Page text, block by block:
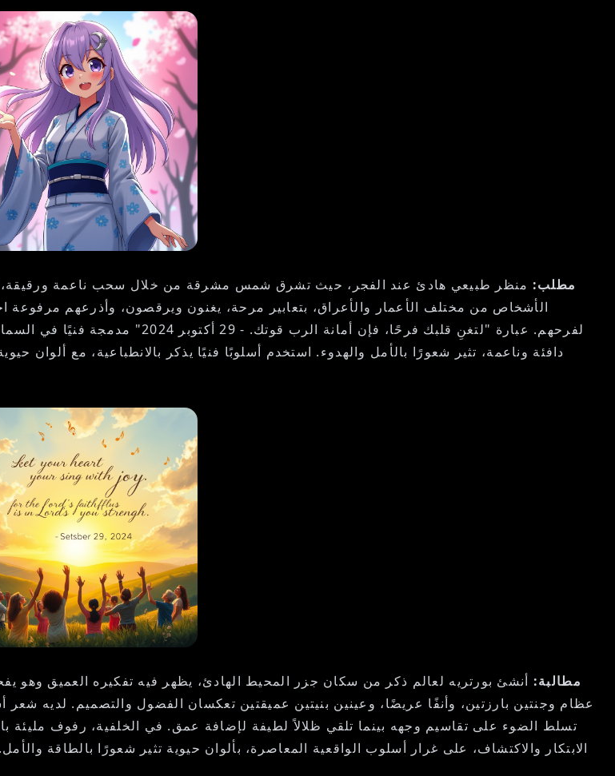
مطلب: منظر طبيعي هادئ عند الفجر، حيث تشرق شمس مشرقة من خلال سحب ناعمة ورقيقة،
الأشخاص من مختلف الأعمار والأعراق، بتعابير مرحة، يغنون ويرقصون، وأذرعهم مرفوعة
لفرحهم. عبارة "لتغنِ قلبك فرحًا، فإن
دافئة وناعمة، تثير شعورًا بالأمل والهدوء. استخدم أسلوبًا فنيًا يذكر بالانطباعية، مع
مطالبة: أنشئ بورتريه لعالم ذكر من سكان جزر المحيط الهادئ، يظهر فيه تفكيره العميق وهو
عظام وجنتين بارزتين، وأنفًا عريضًا، وعينين بنيتين عميقتين تعكسان الفضول والتصميم. لديه شعر
تسلط الضوء على تقاسيم وجهه بينما تلقي ظلالاً لطيفة لإضافة عمق. في الخلفية، رفوف مليئة